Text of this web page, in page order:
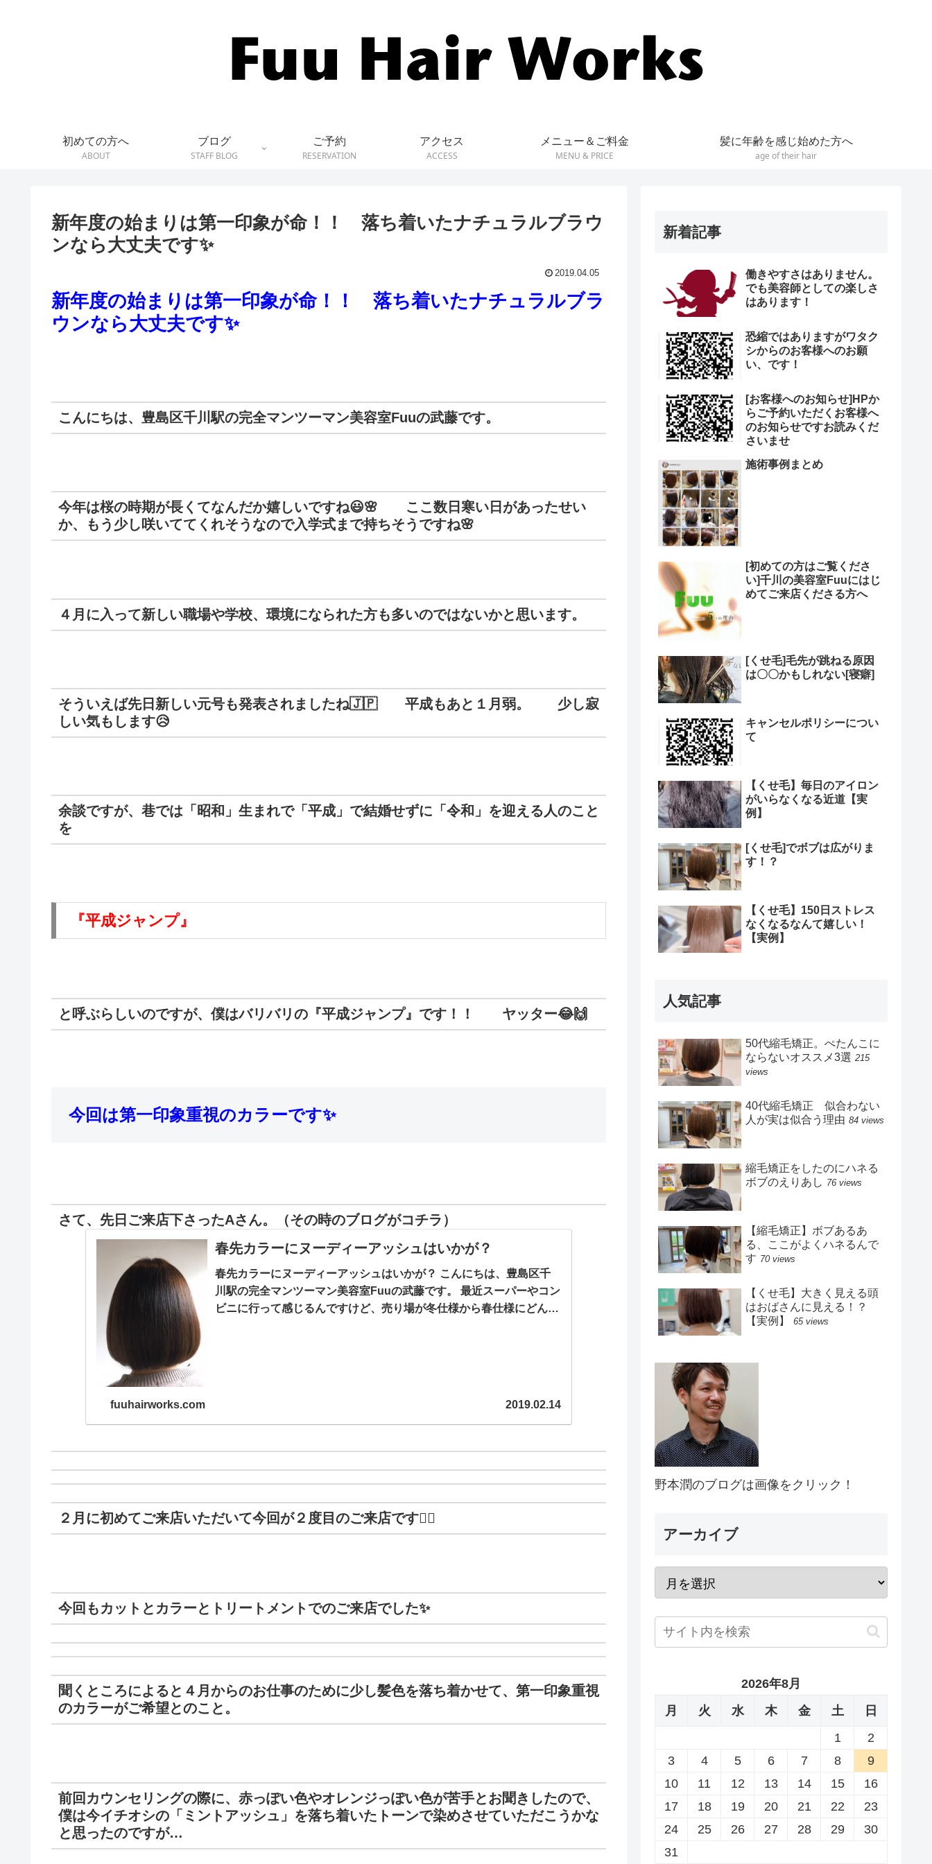
初めての方へ
ABOUT
ブログ
STAFF BLOG
ご予約
RESERVATION
アクセス
ACCESS
メニュー＆ご料金
MENU & PRICE
髪に年齢を感じ始めた方へ
age of their hair
新年度の始まりは第一印象が命！！ 落ち着いたナチュラルブラウ
ンなら大丈夫です✨
2019.04.05
新年度の始まりは第一印象が命！！ 落ち着いたナチュラルブラ
ウンなら大丈夫です✨
こんにちは、豊島区千川駅の完全マンツーマン美容室Fuuの武藤です。
今年は桜の時期が長くてなんだか嬉しいですね😃🌸 ここ数日寒い日があったせい
か、もう少し咲いててくれそうなので入学式まで持ちそうですね🌸
４月に入って新しい職場や学校、環境になられた方も多いのではないかと思います。
そういえば先日新しい元号も発表されましたね🇯🇵 平成もあと１月弱。 少し寂
しい気もします😥
余談ですが、巷では「昭和」生まれで「平成」で結婚せずに「令和」を迎える人のこと
を
『平成ジャンプ』
と呼ぶらしいのですが、僕はバリバリの『平成ジャンプ』です！！ ヤッター😂🙌
今回は第一印象重視のカラーです✨
さて、先日ご来店下さったAさん。（その時のブログがコチラ）
春先カラーにヌーディーアッシュはいかが？
春先カラーにヌーディーアッシュはいかが？ こんにちは、豊島区千
川駅の完全マンツーマン美容室Fuuの武藤です。 最近スーパーやコン
ビニに行って感じるんですけど、売り場が冬仕様から春仕様にどんど
fuuhairworks.com 2019.02.14
２月に初めてご来店いただいて今回が２度目のご来店です🙇‍♂️
今回もカットとカラーとトリートメントでのご来店でした✨
聞くところによると４月からのお仕事のために少し髪色を落ち着かせて、第一印象重視
のカラーがご希望とのこと。
前回カウンセリングの際に、赤っぽい色やオレンジっぽい色が苦手とお聞きしたので、
僕は今イチオシの「ミントアッシュ」を落ち着いたトーンで染めさせていただこうかな
と思ったのですが…
新着記事
働きやすさはありません。
でも美容師としての楽しさ
はあります！
恐縮ではありますがワタク
シからのお客様へのお願
い、です！
[お客様へのお知らせ]HPか
らご予約いただくお客様へ
のお知らせですお読みくだ
さいませ
施術事例まとめ
[初めての方はご覧くださ
い]千川の美容室Fuuにはじ
めてご来店くださる方へ
[くせ毛]毛先が跳ねる原因
は〇〇かもしれない[寝癖]
キャンセルポリシーについ
て
【くせ毛】毎日のアイロン
がいらなくなる近道【実
例】
[くせ毛]でボブは広がりま
す！？
【くせ毛】150日ストレス
なくなるなんて嬉しい！
【実例】
人気記事
50代縮毛矯正。ぺたんこに
ならないオススメ3選 215
views
40代縮毛矯正 似合わない
人が実は似合う理由 84 views
縮毛矯正をしたのにハネる
ボブのえりあし 76 views
【縮毛矯正】ボブあるあ
る、ここがよくハネるんで
す 70 views
【くせ毛】大きく見える頭
はおばさんに見える！？
【実例】
65 views
野本潤のブログは画像をクリック！
アーカイブ
2026年8月
月
火 水 木 金 土
日
1
2
3
4 5 6 7 8
9
10
11 12 13 14 15
16
17
18 19 20 21 22
23
24
25 26 27 28 29
30
31